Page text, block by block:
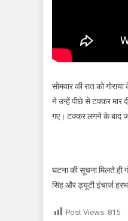
सोमवार की रात को
ने उन्हें पीछे से टक्कर मार
गए। टक्कर लगने के बाद
घटना की सूचना मिलते ही
सिंह और ड्यूटी इंचार्ज
Post Views: 815